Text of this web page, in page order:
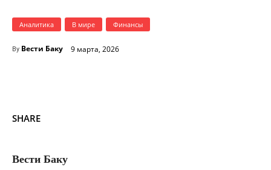
Аналитика В мире Финансы
By Вести Баку 9 марта, 2026
SHARE
Вести Баку